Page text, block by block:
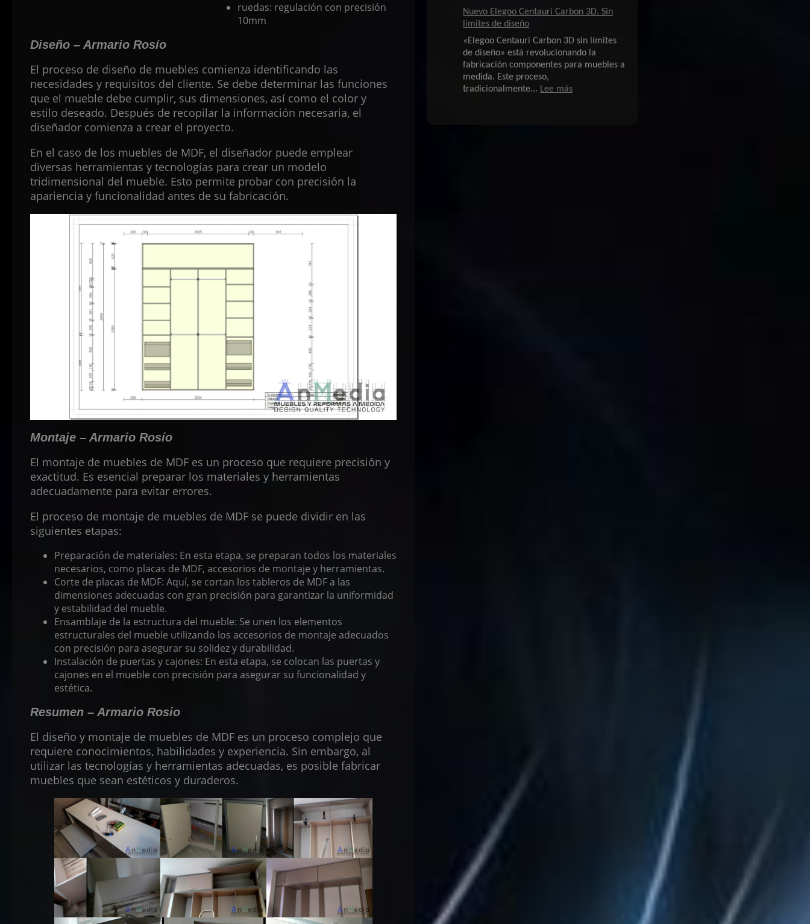
ruedas: regulación con precisión
10mm
Diseño – Armario Rosío
El proceso de diseño de muebles comienza identificando las
necesidades y requisitos del cliente. Se debe determinar las funciones
que el mueble debe cumplir, sus dimensiones, así como el color y
estilo deseado. Después de recopilar la información necesaria, el
diseñador comienza a crear el proyecto.
En el caso de los muebles de MDF, el diseñador puede emplear
diversas herramientas y tecnologías para crear un modelo
tridimensional del mueble. Esto permite probar con precisión la
apariencia y funcionalidad antes de su fabricación.
Montaje – Armario Rosío
El montaje de muebles de MDF es un proceso que requiere precisión y
exactitud. Es esencial preparar los materiales y herramientas
adecuadamente para evitar errores.
El proceso de montaje de muebles de MDF se puede dividir en las
siguientes etapas:
Preparación de materiales: En esta etapa, se preparan todos los materiales
necesarios, como placas de MDF, accesorios de montaje y herramientas.
Corte de placas de MDF: Aquí, se cortan los tableros de MDF a las
dimensiones adecuadas con gran precisión para garantizar la uniformidad
y estabilidad del mueble.
Ensamblaje de la estructura del mueble: Se unen los elementos
estructurales del mueble utilizando los accesorios de montaje adecuados
con precisión para asegurar su solidez y durabilidad.
Instalación de puertas y cajones: En esta etapa, se colocan las puertas y
cajones en el mueble con precisión para asegurar su funcionalidad y
estética.
Resumen – Armario Rosio
El diseño y montaje de muebles de MDF es un proceso complejo que
requiere conocimientos, habilidades y experiencia. Sin embargo, al
utilizar las tecnologías y herramientas adecuadas, es posible fabricar
muebles que sean estéticos y duraderos.
Nuevo Elegoo Centauri Carbon 3D. Sin
limites de diseño
«Elegoo Centauri Carbon 3D sin límites
de diseño» está revolucionando la
fabricación componentes para muebles a
medida. Este proceso,
tradicionalmente... Lee más: